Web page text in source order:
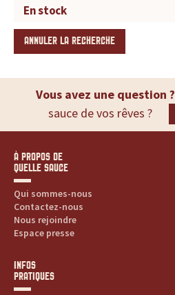
ANNULER LA RECHERCHE
Vous avez une question ?
sauce de vos rêves ?
À PROPOS DE
QUELLE SAUCE
Qui sommes-nous
Contactez-nous
Nous rejoindre
Espace presse
INFOS
PRATIQUES